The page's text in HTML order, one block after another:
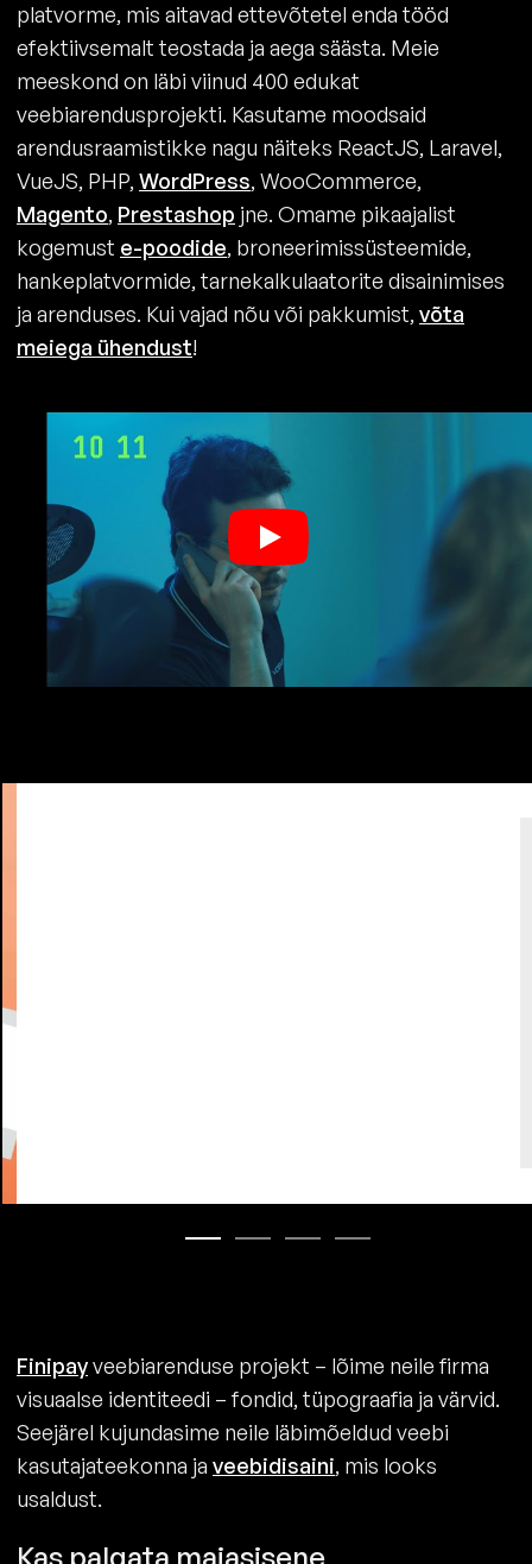
platvorme, mis aitavad ettevõtetel enda tööd
efektiivsemalt teostada ja aega säästa. Meie
meeskond on läbi viinud 400 edukat
veebiarendusprojekti. Kasutame moodsaid
arendusraamistikke nagu näiteks ReactJS, Laravel,
VueJS, PHP, WordPress, WooCommerce,
Magento, Prestashop jne. Omame pikaajalist
kogemust e-poodide, broneerimissüsteemide,
hankeplatvormide, tarnekalkulaatorite disainimises
ja arenduses. Kui vajad nõu või pakkumist, võta
meiega ühendust!
Finipayveebiarenduse projekt – lõime neile firma
visuaalse identiteedi – fondid, tüpograafia ja värvid.
Seejärel kujundasime neile läbimõeldud veebi
kasutajateekonna ja veebidisaini, mis looks
usaldust.
Kas palgata majasisene